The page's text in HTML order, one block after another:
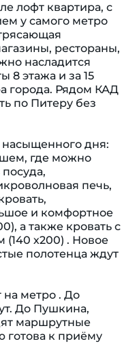
лофт квартира, с
у самого метро
рестораны,
насладится
8 этажа и за 15
города. Рядом КАД
по Питеру без
насыщенного дня:
где можно
печь,
и комфортное
а также кровать с
(140 х200) . Новое
полотенца ждут
на метро . До
До Пушкина,
маршрутные
готова к приёму